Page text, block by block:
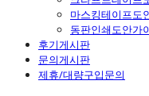
마스킹테이프도
동판인쇄도안가
후기게시판
문의게시판
제휴/대량구입문의